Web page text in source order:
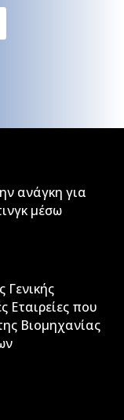
ανάγκη για
μέσω
Εταιρείες που
Βιομηχανίας